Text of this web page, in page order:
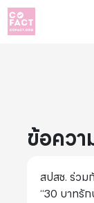
ข้อควา
สปสช. ร่วม
“30 บาทรั